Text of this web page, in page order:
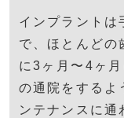
インプラントは
で、ほとんどの
に3ヶ月〜4ヶ
の通院をするよ
ンテナンスに通